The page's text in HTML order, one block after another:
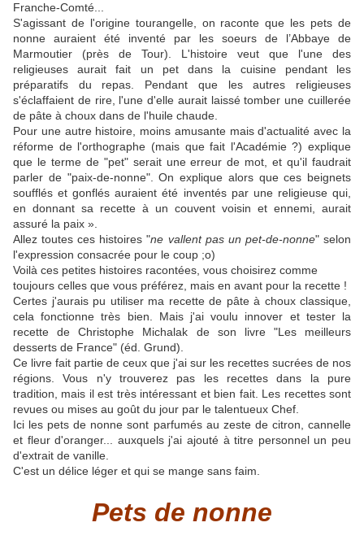
Franche-Comté...
S'agissant de l'origine tourangelle, on raconte que les pets de
nonne auraient été inventé par les soeurs de l’Abbaye de
Marmoutier (près de Tour). L'histoire veut que l'une des
religieuses aurait fait un pet dans la cuisine pendant les
préparatifs du repas. Pendant que les autres religieuses
s'éclaffaient de rire, l'une d'elle aurait laissé tomber une cuillerée
de pâte à choux dans de l'huile chaude.
Pour une autre histoire, moins amusante mais d'actualité avec la
réforme de l'orthographe (mais que fait l'Académie ?) explique
que le terme de "pet" serait une erreur de mot, et qu'il faudrait
parler de "paix-de-nonne". On explique alors que ces beignets
soufflés et gonflés auraient été inventés par une religieuse qui,
en donnant sa recette à un couvent voisin et ennemi, aurait
assuré la paix ».
Allez toutes ces histoires "ne vallent pas un pet-de-nonne" selon
l'expression consacrée pour le coup ;o)
Voilà ces petites histoires racontées, vous choisirez comme
toujours celles que vous préférez, mais en avant pour la recette !
Certes j'aurais pu utiliser ma recette de pâte à choux classique,
cela fonctionne très bien. Mais j'ai voulu innover et tester la
recette de Christophe Michalak de son livre "Les meilleurs
desserts de France" (éd. Grund).
Ce livre fait partie de ceux que j'ai sur les recettes sucrées de nos
régions. Vous n'y trouverez pas les recettes dans la pure
tradition, mais il est très intéressant et bien fait. Les recettes sont
revues ou mises au goût du jour par le talentueux Chef.
Ici les pets de nonne sont parfumés au zeste de citron, cannelle
et fleur d'oranger... auxquels j'ai ajouté à titre personnel un peu
d'extrait de vanille.
C'est un délice léger et qui se mange sans faim.
Pets de nonne